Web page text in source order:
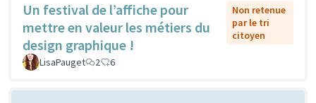
Un festival de l’affiche pour
mettre en valeur les métiers du
design graphique !
Non retenue
par le tri
citoyen
LisaPauget 2 6